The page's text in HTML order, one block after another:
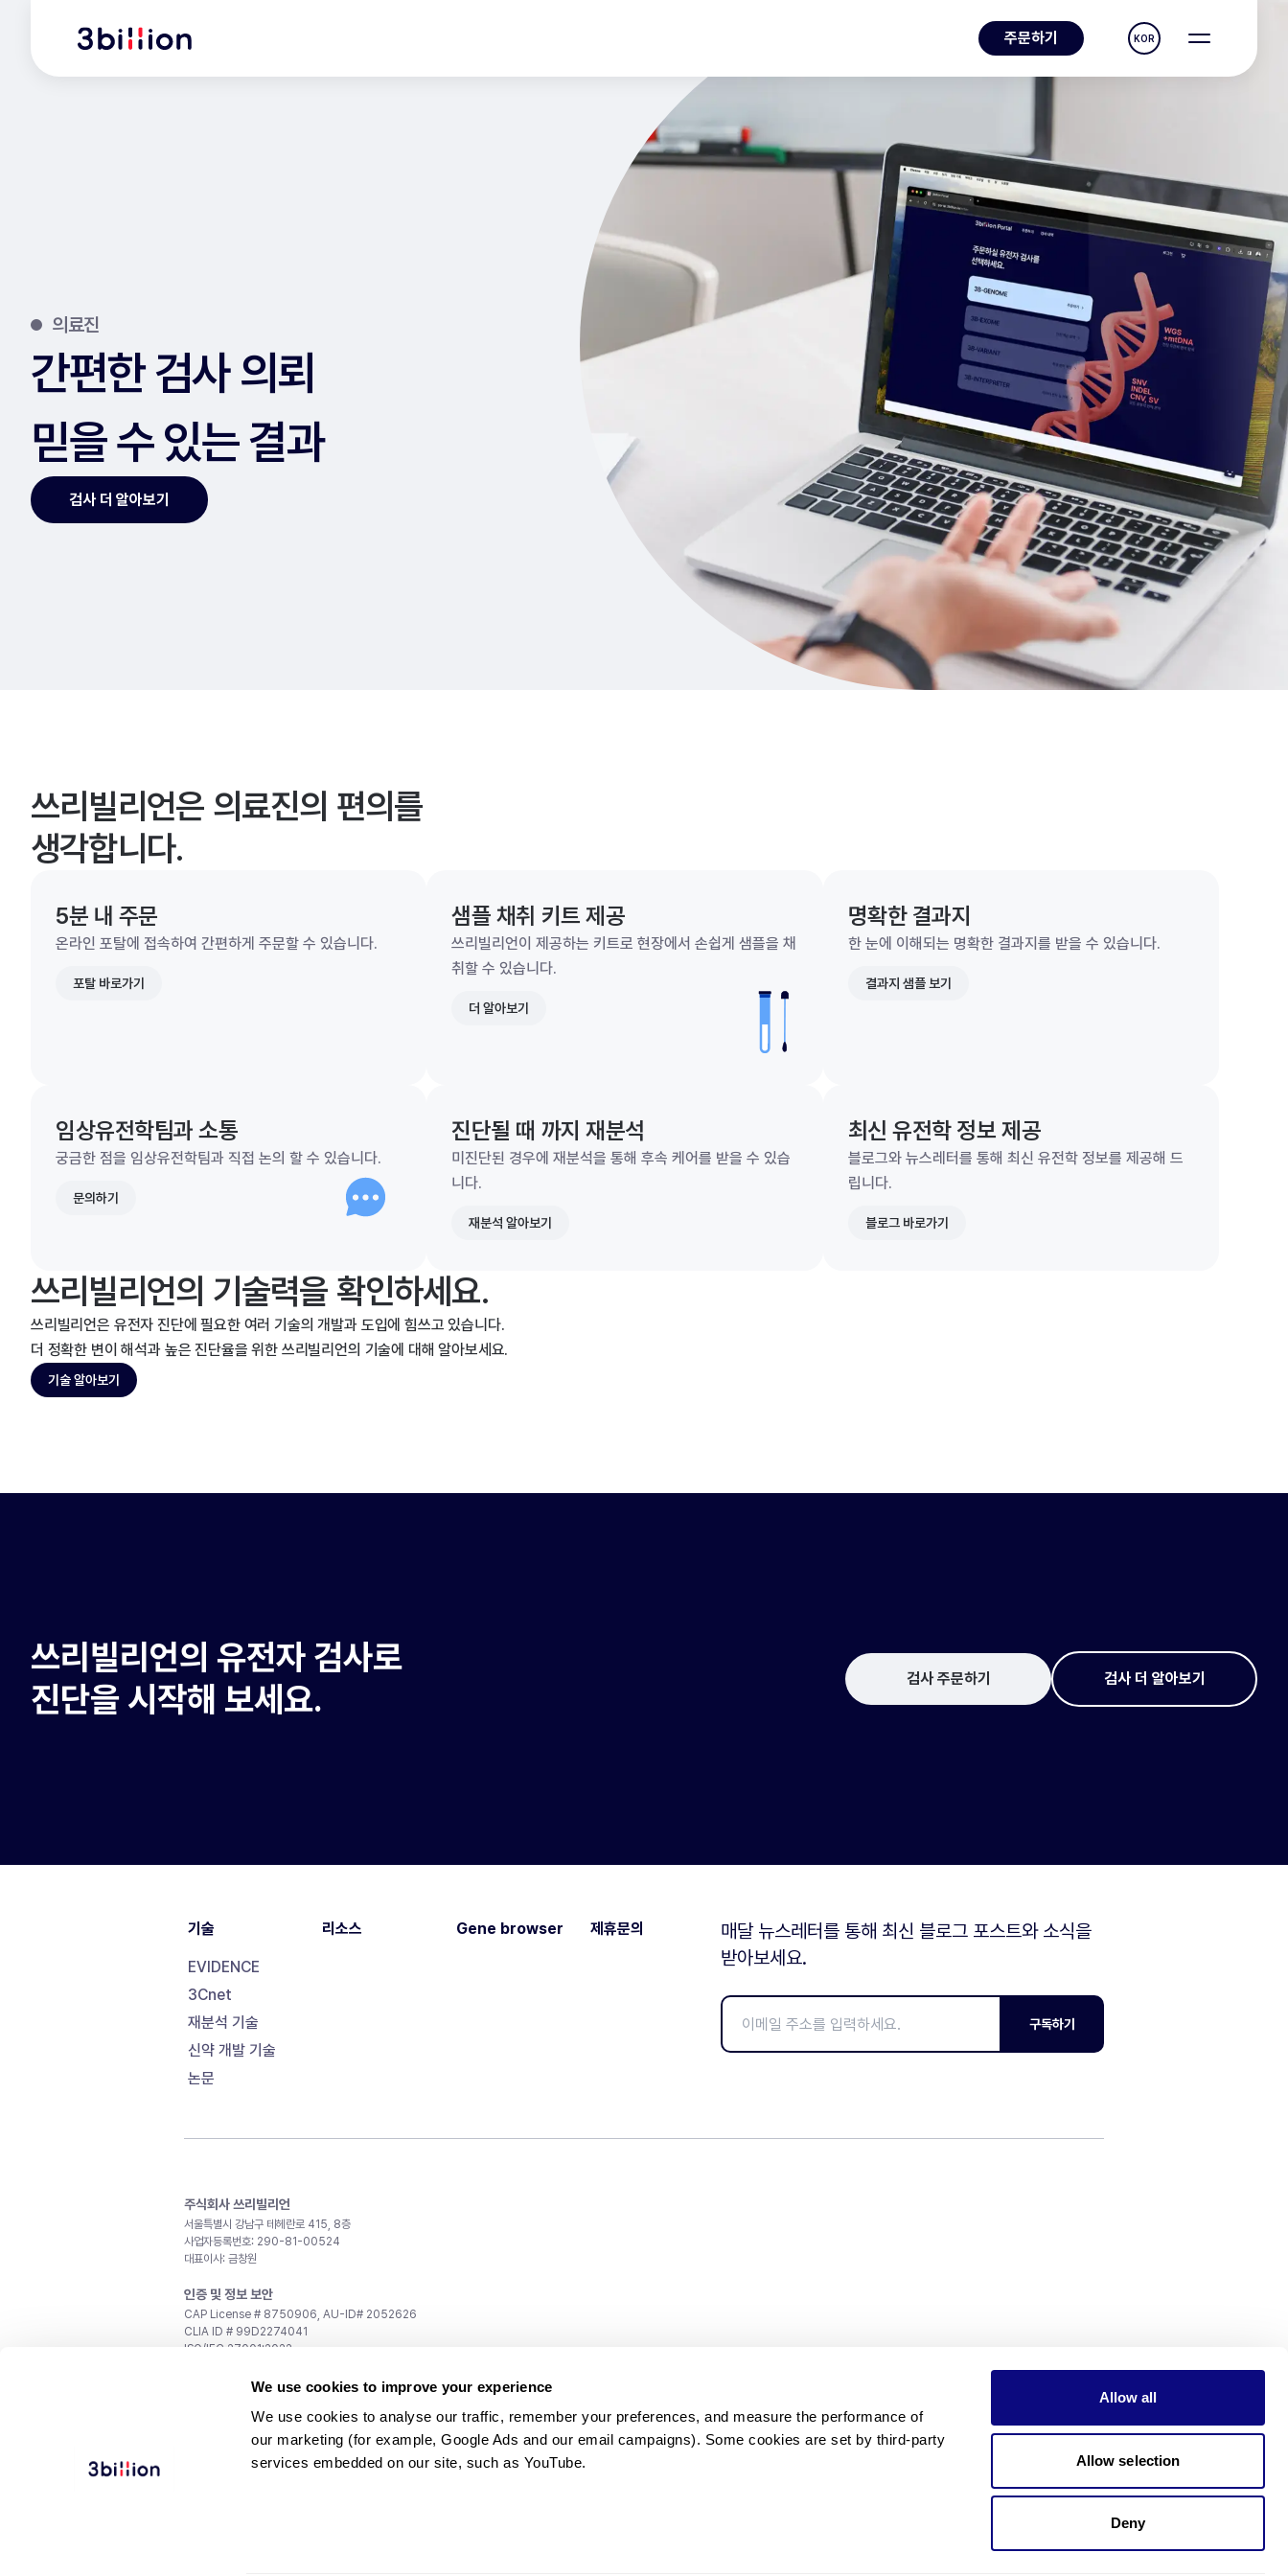
We use cookies to improve your experience
We use cookies to analyse our traffic, remember your preferences, and measure the performance of
our marketing (for example, Google Ads and our email campaigns). Some cookies are set by third-party
services embedded on our site, such as YouTube.
Allow all
Allow selection
Deny
주문하기 KOR
의료진
간편한 검사 의뢰
믿을 수 있는 결과
검사 더 알아보기
쓰리빌리언은 의료진의 편의를
생각합니다.
5분 내 주문
온라인 포탈에 접속하여 간편하게 주문할 수 있습니다.
포탈 바로가기
샘플 채취 키트 제공
쓰리빌리언이 제공하는 키트로 현장에서 손쉽게 샘플을 채
취할 수 있습니다.
더 알아보기
명확한 결과지
한 눈에 이해되는 명확한 결과지를 받을 수 있습니다.
결과지 샘플 보기
임상유전학팀과 소통
궁금한 점을 임상유전학팀과 직접 논의 할 수 있습니다.
문의하기
진단될 때 까지 재분석
미진단된 경우에 재분석을 통해 후속 케어를 받을 수 있습
니다.
재분석 알아보기
최신 유전학 정보 제공
블로그와 뉴스레터를 통해 최신 유전학 정보를 제공해 드
립니다.
블로그 바로가기
쓰리빌리언의 기술력을 확인하세요.
쓰리빌리언은 유전자 진단에 필요한 여러 기술의 개발과 도입에 힘쓰고 있습니다.
더 정확한 변이 해석과 높은 진단율을 위한 쓰리빌리언의 기술에 대해 알아보세요.
기술 알아보기
쓰리빌리언의 유전자 검사로
진단을 시작해 보세요.
검사 주문하기 검사 더 알아보기
기술
EVIDENCE
3Cnet
재분석 기술
신약 개발 기술
논문
리소스 Gene browser 제휴문의
매달 뉴스레터를 통해 최신 블로그 포스트와 소식을
받아보세요.
구독하기
주식회사 쓰리빌리언
서울특별시 강남구 테헤란로 415, 8층
사업자등록번호: 290-81-00524
대표이사: 금창원
인증 및 정보 보안
CAP License # 8750906, AU-ID# 2052626
CLIA ID # 99D2274041
ISO/IEC 27001:2022
recruiting@3billion.io
ir@3billion.io